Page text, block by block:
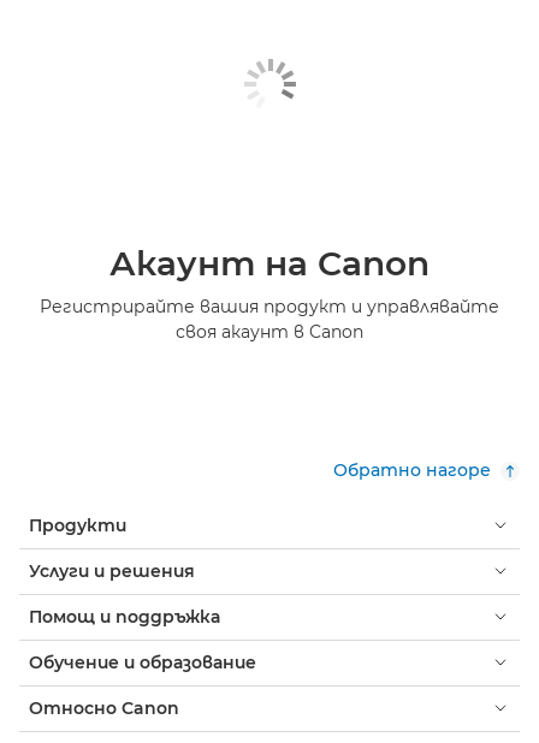
Акаунт на Canon
Регистрирайте вашия продукт и управлявайте
своя акаунт в Canon
Обратно нагоре
Продукти
Услуги и решения
Помощ и поддръжка
Обучение и образование
Относно Canon